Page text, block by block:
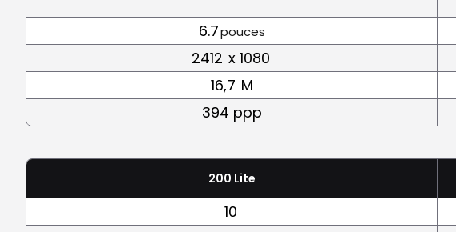
6.7pouces
2412 x 1080
16,7 M
394 ppp
200 Lite
10